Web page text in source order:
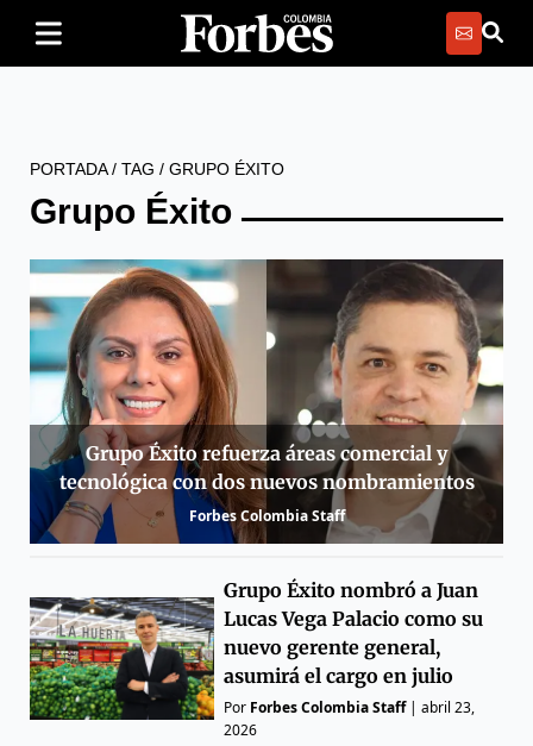
PORTADA/ TAG / GRUPO ÉXITO
Grupo Éxito
Grupo Éxito refuerza áreas comercial y
tecnológica con dos nuevos nombramientos
Forbes Colombia Staff
Grupo Éxito nombró a Juan
Lucas Vega Palacio como su
nuevo gerente general,
asumirá el cargo en julio
Por Forbes Colombia Staff|abril 23,
2026